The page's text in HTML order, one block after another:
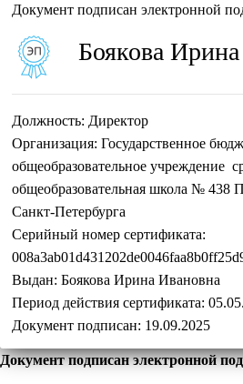
Документ подписан электронной
Боякова
Должность: Директор
Организация: Государственное
общеобразовательное учреждение
общеобразовательная школа № 438
Санкт-Петербурга
Серийный номер сертификата:
Выдан: Боякова Ирина Ивановна
Период действия сертификата:
Документ подписан: 19.09.2025
Документ подписан электронной